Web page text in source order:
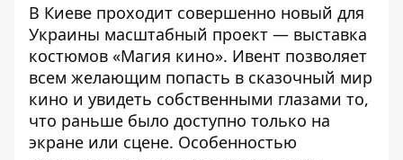
В Киеве проходит совершенно новый для
Украины масштабный проект — выставка
костюмов «Магия кино». Ивент позволяет
всем желающим попасть в сказочный мир
кино и увидеть собственными глазами то,
что раньше было доступно только на
экране или сцене. Особенностью